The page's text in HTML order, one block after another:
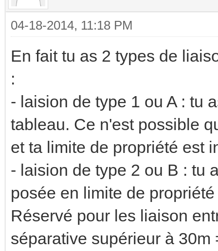
04-18-2014, 11:18 PM
En fait tu as 2 types de
:
- laision de type 1 ou A : tu
tableau. Ce n'est possible
et ta limite de propriété est
- laision de type 2 ou B : tu
posée en limite de
Réservé pour les liaison
séparative supérieur à